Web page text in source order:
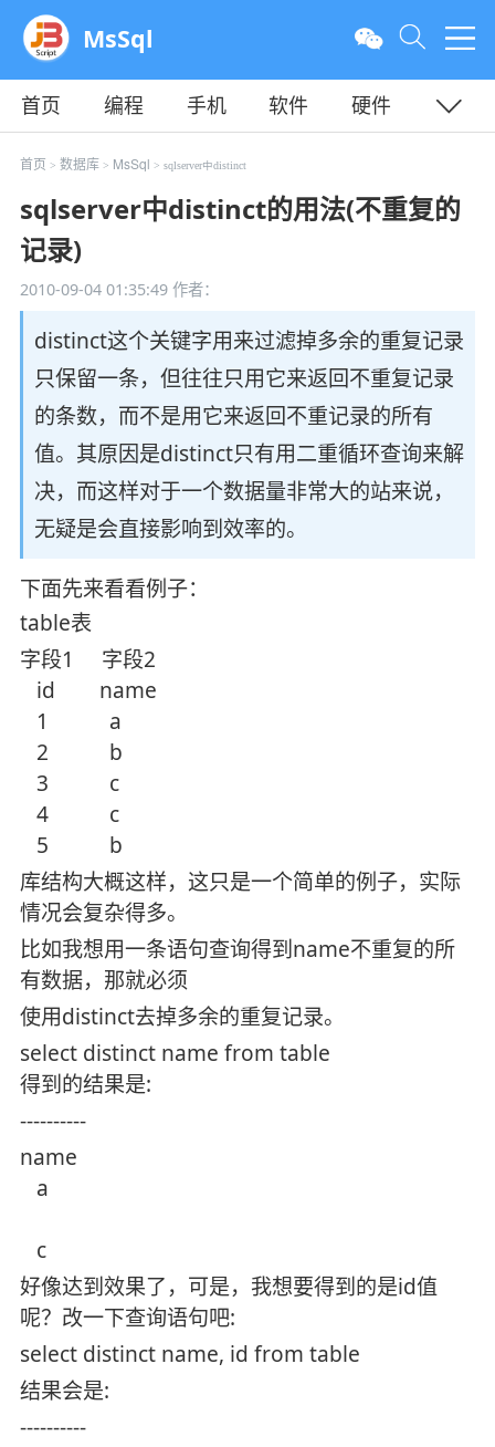
MsSql
首页 编程 手机 软件
硬件
教程
平面 服务器
首页 > 数据库> MsSql > sqlserver中distinct
sqlserver中distinct的用法(不重复的
记录)
2010-09-04 01:35:49作者：
distinct这个关键字用来过滤掉多余的重复记录
只保留一条，但往往只用它来返回不重复记录
的条数，而不是用它来返回不重记录的所有
值。其原因是distinct只有用二重循环查询来解
决，而这样对于一个数据量非常大的站来说，
无疑是会直接影响到效率的。
下面先来看看例子：
table表
字段1 字段2
id name
1 a
2 b
3 c
4 c
5 b
库结构大概这样，这只是一个简单的例子，实际
情况会复杂得多。
比如我想用一条语句查询得到name不重复的所
有数据，那就必须
使用distinct去掉多余的重复记录。
select distinct name from table
得到的结果是:
----------
name
a
c
好像达到效果了，可是，我想要得到的是id值
呢？改一下查询语句吧:
select distinct name, id from table
结果会是:
----------